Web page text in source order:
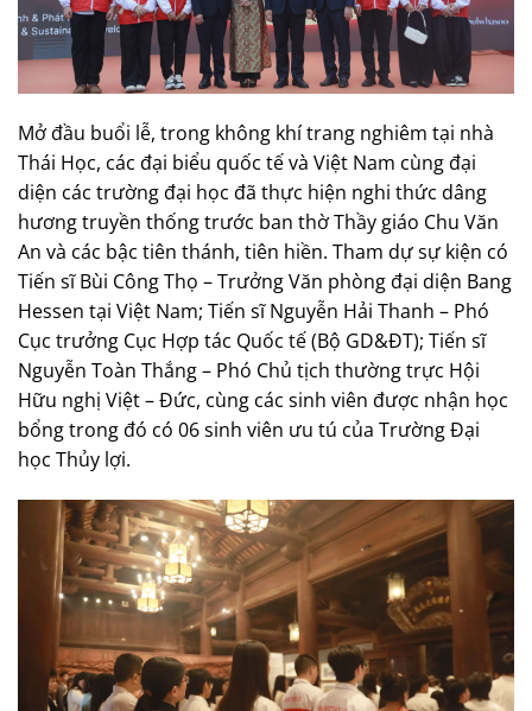
Mở đầu buổi lễ, trong không khí trang nghiêm tại nhà
Thái Học, các đại biểu quốc tế và Việt Nam cùng đại
diện các trường đại học đã thực hiện nghi thức dâng
hương truyền thống trước ban thờ Thầy giáo Chu Văn
An và các bậc tiên thánh, tiên hiền. Tham dự sự kiện có
Tiến sĩ Bùi Công Thọ – Trưởng Văn phòng đại diện Bang
Hessen tại Việt Nam; Tiến sĩ Nguyễn Hải Thanh – Phó
Cục trưởng Cục Hợp tác Quốc tế (Bộ GD&ĐT); Tiến sĩ
Nguyễn Toàn Thắng – Phó Chủ tịch thường trực Hội
Hữu nghị Việt – Đức, cùng các sinh viên được nhận học
bổng trong đó có 06 sinh viên ưu tú của Trường Đại
học Thủy lợi.